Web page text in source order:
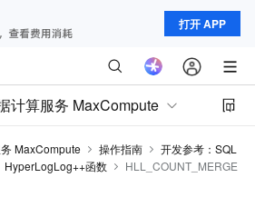
打开 APP
计算服务 MaxCompute
MaxCompute 操作指南
开发参考：SQL
HyperLogLog++函数 HLL_COUNT_MERGE